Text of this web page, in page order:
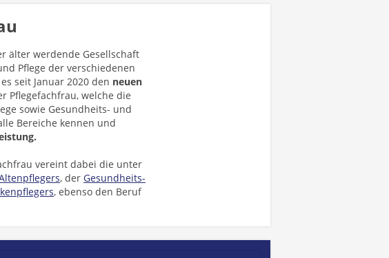
älter werdende Gesellschaft
Pflege der verschiedenen
seit Januar 2020 den neuen
Pflegefachfrau, welche die
sowie Gesundheits- und
Bereiche kennen und
vereint dabei die unter
, der Gesundheits-
, ebenso den Beruf